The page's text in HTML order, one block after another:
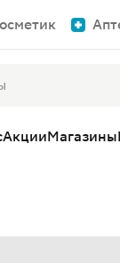
АкцииМагазины